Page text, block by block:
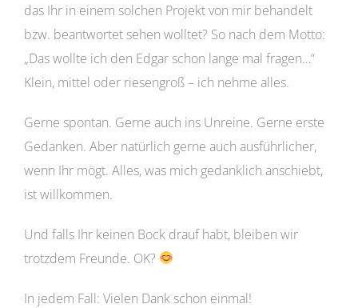
das Ihr in einem solchen Projekt von mir behandelt
bzw. beantwortet sehen wolltet? So nach dem Motto:
„Das wollte ich den Edgar schon lange mal fragen…“
Klein, mittel oder riesengroß – ich nehme alles.
Gerne spontan. Gerne auch ins Unreine. Gerne erste
Gedanken. Aber natürlich gerne auch ausführlicher,
wenn Ihr mögt. Alles, was mich gedanklich anschiebt,
ist willkommen.
Und falls Ihr keinen Bock drauf habt, bleiben wir
trotzdem Freunde. OK?
In jedem Fall: Vielen Dank schon einmal!